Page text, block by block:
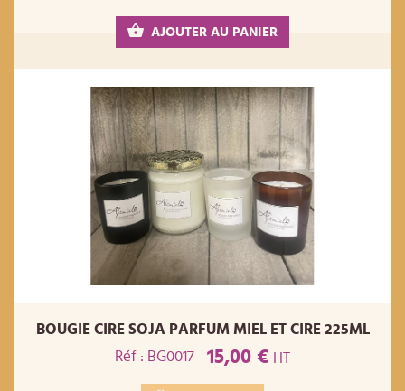
AJOUTER AU PANIER
BOUGIE CIRE SOJA PARFUM MIEL ET CIRE 225ML
Réf : BG0017
15,00 € HT